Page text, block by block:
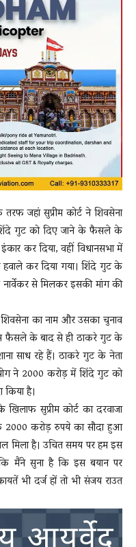
जहां सुप्रीम कोर्ट ने शिवसेना
गुट को दिए जाने के फैसले के
कर दिया, वहीं विधानसभा में
कर दिया गया। शिंदे गुट के
नार्वेकर से मिलकर इसकी मांग की
का नाम और उसका चुनाव
फैसले के बाद से ही ठाकरे गुट के
साध रहे हैं। ठाकरे गुट के नेता
ने 2000 करोड़ में शिंदे गुट को
है।
सुप्रीम कोर्ट का दरवाजा
2000 करोड़ रुपये का सौदा हुआ
मिला है। उचित समय पर हम इस
मैंने सुना है कि इस बयान पर
भी दर्ज हों तो भी संजय राउत